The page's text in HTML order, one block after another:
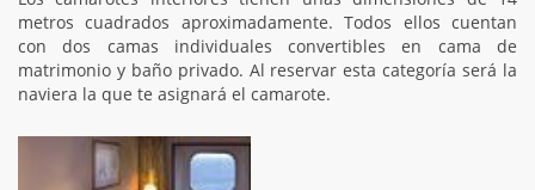
metros cuadrados aproximadamente. Todos ellos cuentan
con dos camas individuales convertibles en cama de
matrimonio y baño privado. Al reservar esta categoría será la
naviera la que te asignará el camarote.